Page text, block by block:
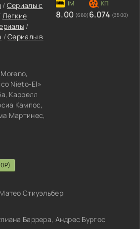
/ Сериалы с
Легкие
/
/Сериалы в
Nieto-El»
Каррелл
Кампос,
Мартинес,
8.00 (660) 6.074 (3500)
Стиуэльбер
Баррера, Андрес Бургос